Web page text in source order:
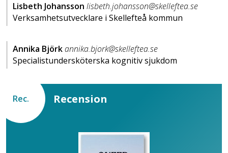
Lisbeth Johansson lisbeth.johansson@skelleftea.se
Verksamhetsutvecklare i Skellefteå kommun
Annika Björkannika.bjork@skelleftea.se
Specialistundersköterska kognitiv sjukdom
Rec. Recension